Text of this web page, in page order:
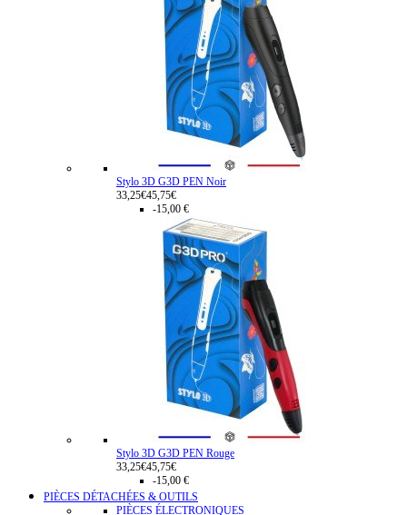
Stylo 3D G3D PEN Noir
33,25€45,75€
-15,00 €
Stylo 3D G3D PEN Rouge
33,25€45,75€
-15,00 €
PIÈCES DÉTACHÉES & OUTILS
PIÈCES ÉLECTRONIQUES